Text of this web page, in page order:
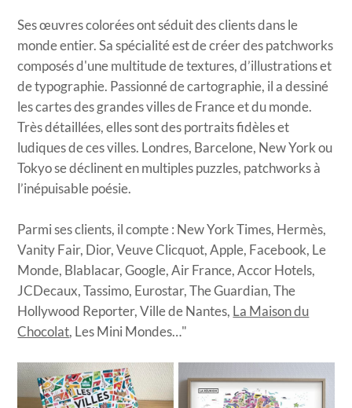
​Ses œuvres colorées ont séduit des clients dans le
monde entier. Sa spécialité est de créer des patchworks
composés d'une multitude de textures, d’illustrations et
de typographie. Passionné de cartographie, il a dessiné
les cartes des grandes villes de France et du monde.
Très détaillées, elles sont des portraits fidèles et
ludiques de ces villes. Londres, Barcelone, New York ou
Tokyo se déclinent en multiples puzzles, patchworks à
l’inépuisable poésie.
Parmi ses clients, il compte : New York Times, Hermès,
Vanity Fair, Dior, Veuve Clicquot, Apple, Facebook, Le
Monde, Blablacar, Google, Air France, Accor Hotels,
JCDecaux, Tassimo, Eurostar, The Guardian, The
Hollywood Reporter, Ville de Nantes, La Maison du
Chocolat , Les Mini Mondes…"